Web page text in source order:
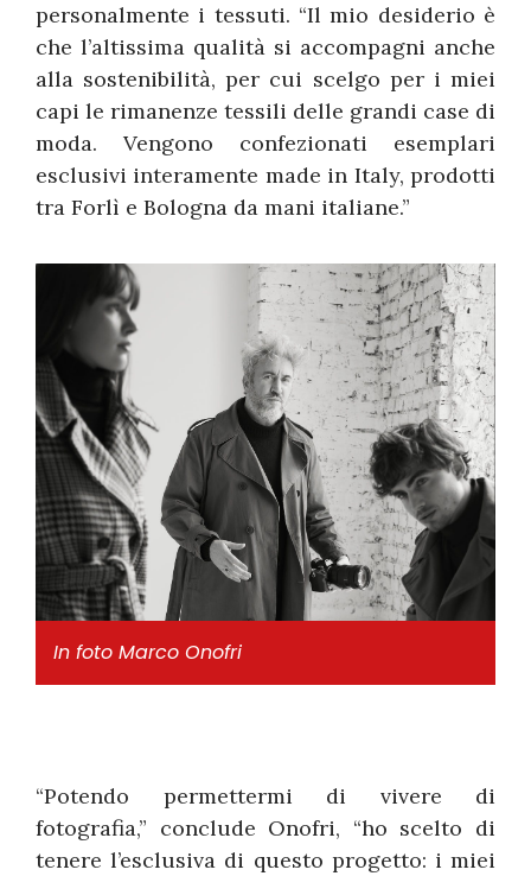
personalmente i tessuti. “Il mio desiderio è
che l’altissima qualità si accompagni anche
alla sostenibilità, per cui scelgo per i miei
capi le rimanenze tessili delle grandi case di
moda. Vengono confezionati esemplari
esclusivi interamente made in Italy, prodotti
tra Forlì e Bologna da mani italiane.”
In foto Marco Onofri
“Potendo permettermi di vivere di
fotografia,” conclude Onofri, “ho scelto di
tenere l’esclusiva di questo progetto: i miei